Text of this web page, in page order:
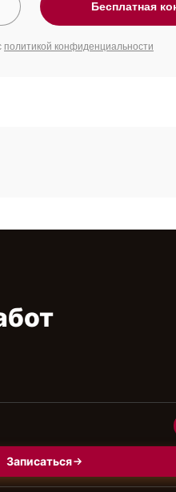
Бесплатная
политикой конфиденциальности
Записаться